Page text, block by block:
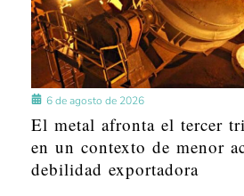
6 de agosto de 2026
El metal afronta el tercer
en un contexto de menor
debilidad exportadora